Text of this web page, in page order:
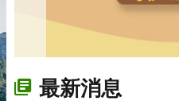
最新消息